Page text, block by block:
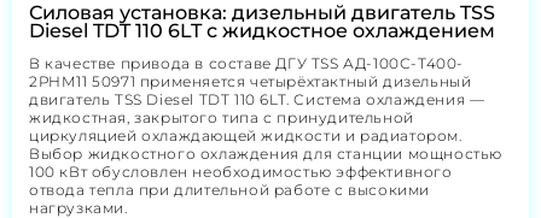
Силовая установка: дизельный двигатель TSS
Diesel TDT 110 6LT с жидкостное охлаждением
В качестве привода в составе ДГУ TSS АД-100С-Т400-
2РНМ11 50971 применяется четырёхтактный дизельный
двигатель TSS Diesel TDT 110 6LT. Система охлаждения —
жидкостная, закрытого типа с принудительной
циркуляцией охлаждающей жидкости и радиатором.
Выбор жидкостного охлаждения для станции мощностью
100 кВт обусловлен необходимостью эффективного
отвода тепла при длительной работе с высокими
нагрузками.